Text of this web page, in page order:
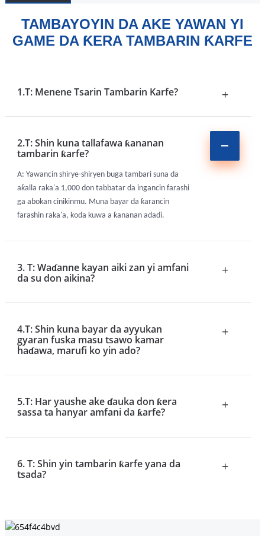
TAMBAYOYIN DA AKE YAWAN YI
GAME DA ƘERA TAMBARIN ƘARFE
1.T: Menene Tsarin Tambarin Karfe? +
2.T: Shin kuna tallafawa ƙananan
tambarin ƙarfe?
A: Yawancin shirye-shiryen buga tambari suna da
aƙalla raka'a 1,000 don tabbatar da ingancin farashi
ga abokan cinikinmu. Muna bayar da ƙarancin
farashin raka'a, koda kuwa a ƙananan adadi.
3. T: Waɗanne kayan aiki zan yi amfani
da su don aikina?
+
4.T: Shin kuna bayar da ayyukan
gyaran fuska masu tsawo kamar
haɗawa, marufi ko yin ado?
+
5.T: Har yaushe ake ɗauka don ƙera
sassa ta hanyar amfani da ƙarfe?
+
6. T: Shin yin tambarin ƙarfe yana da
tsada?
+